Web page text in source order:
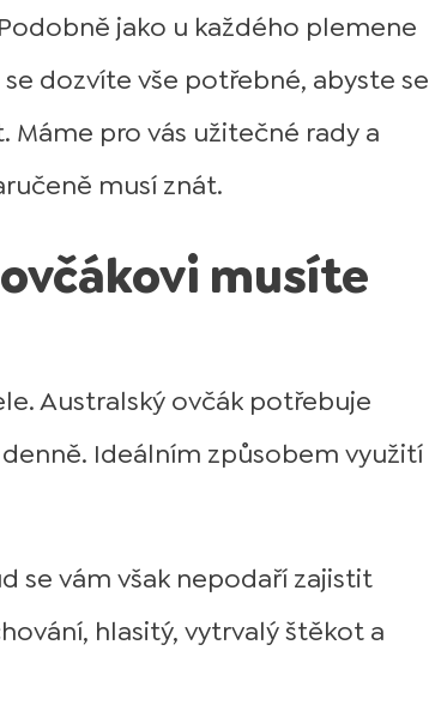
jako u každého plemene
dozvíte vše potřebné, abyste se
pro vás užitečné rady a
musí znát.
musíte
Australský ovčák potřebuje
Ideálním způsobem využití
se vám však nepodaří zajistit
hlasitý, vytrvalý štěkot a